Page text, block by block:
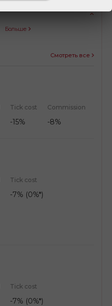
Больше
Смотреть все
Tick cost
-15%
Commission
-8%
Tick cost
-7% (0%*)
Tick cost
-7% (0%*)